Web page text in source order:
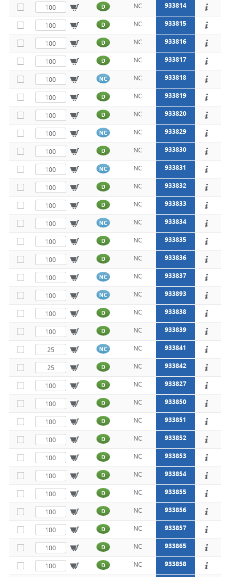
D NC 933814
D NC 933815
D NC 933816
D NC 933817
NC NC 933818
D NC 933819
D NC 933820
NC NC 933829
D NC 933830
NC NC 933831
D NC 933832
D NC 933833
NC NC 933834
D NC 933835
D NC 933836
NC NC 933837
NC NC 933893
D NC 933838
D NC 933839
NC NC 933841
D NC 933842
D NC 933827
D NC 933850
D NC 933851
D NC 933852
D NC 933853
D NC 933854
D NC 933855
D NC 933856
D NC 933857
D NC 933865
D NC 933858